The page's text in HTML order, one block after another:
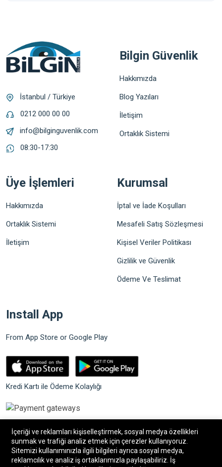
İstanbul / Türkiye
0212 000 00 00
info@bilginguvenlik.com
08:30-17:30
Bilgin Güvenlik
Hakkımızda
Blog Yazıları
İletişim
Ortaklık Sistemi
Üye İşlemleri
Hakkımızda
Ortaklık Sistemi
İletişim
Kurumsal
İptal ve İade Koşulları
Mesafeli Satış Sözleşmesi
Kişisel Veriler Politikası
Gizlilik ve Güvenlik
Ödeme Ve Teslimat
Install App
From App Store or Google Play
Kredi Kartı ile Ödeme Kolaylığı
©2026 Bilgin Güvenlik Sistemleri. Tüm hakları saklıdır.
İçeriği ve reklamları kişiselleştirmek, sosyal medya özellikleri
sunmak ve trafiği analiz etmek için çerezler kullanıyoruz.
Sitemizi kullanımınızla ilgili bilgileri ayrıca sosyal medya,
reklamcılık ve analiz iş ortaklarımızla paylaşabiliriz. İş